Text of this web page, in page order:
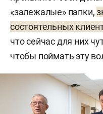
«залежалые» папки,
состоятельных
что сейчас для них
чтобы поймать эту